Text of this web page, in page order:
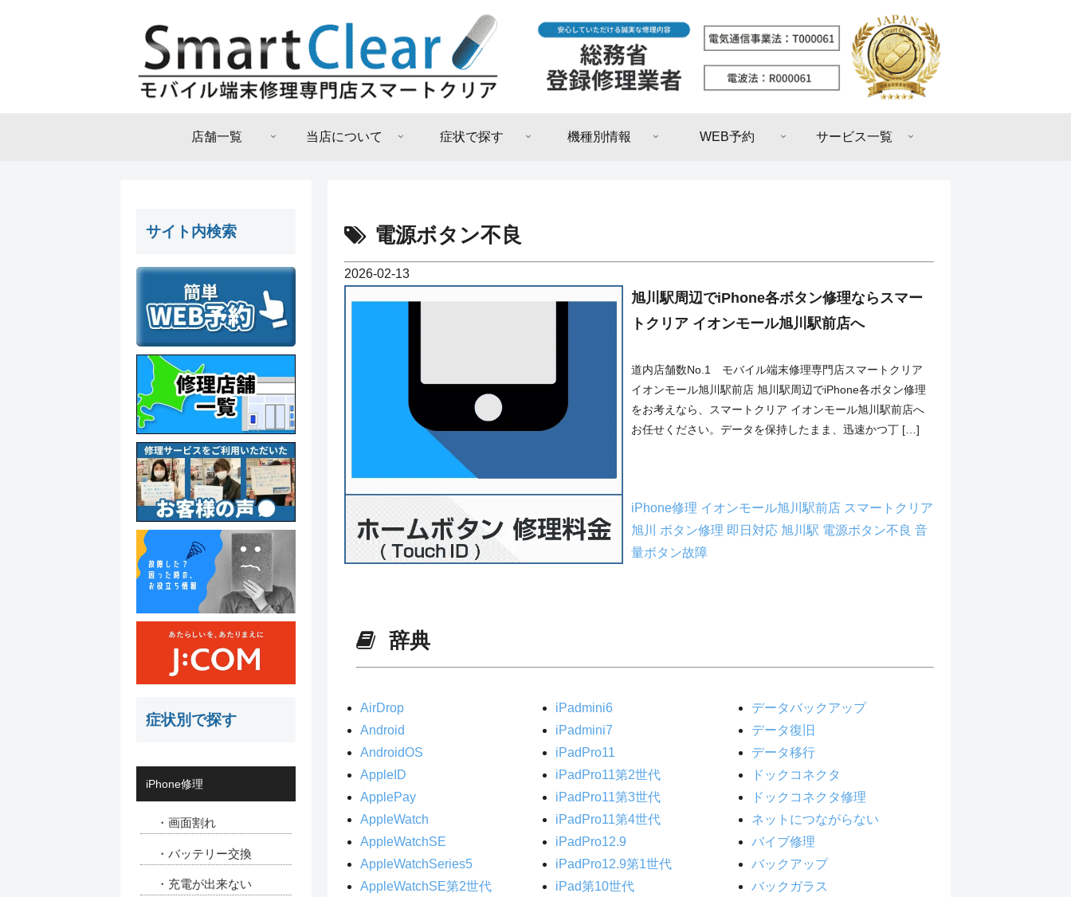
店舗一覧 当店について 症状で探す 機種別情報 WEB予約 サービス一覧
電源ボタン不良
2026-02-13
旭川駅周辺でiPhone各ボタン修理ならスマー
トクリア イオンモール旭川駅前店へ
道内店舗数No.1 モバイル端末修理専門店スマートクリア
イオンモール旭川駅前店 旭川駅周辺でiPhone各ボタン修理
をお考えなら、スマートクリア イオンモール旭川駅前店へ
お任せください。データを保持したまま、迅速かつ丁 […]
iPhone修理 イオンモール旭川駅前店 スマートクリア
旭川 ボタン修理 即日対応 旭川駅 電源ボタン不良 音
量ボタン故障
辞典
AirDrop
Android
AndroidOS
AppleID
ApplePay
AppleWatch
AppleWatchSE
AppleWatchSeries5
AppleWatchSE第2世代
iPadmini6
iPadmini7
iPadPro11
iPadPro11第2世代
iPadPro11第3世代
iPadPro11第4世代
iPadPro12.9
iPadPro12.9第1世代
iPad第10世代
データバックアップ
データ復旧
データ移行
ドックコネクタ
ドックコネクタ修理
ネットにつながらない
バイブ修理
バックアップ
バックガラス
サイト内検索
症状別で探す
iPhone修理
・画面割れ
・バッテリー交換
・充電が出来ない